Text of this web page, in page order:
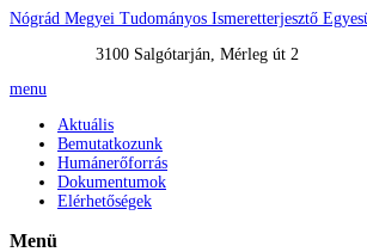
Nógrád Megyei Tudományos Ismeretterjesztő
3100 Salgótarján, Mérleg út 2
menu
Aktuális
Bemutatkozunk
Humánerőforrás
Dokumentumok
Elérhetőségek
Menü